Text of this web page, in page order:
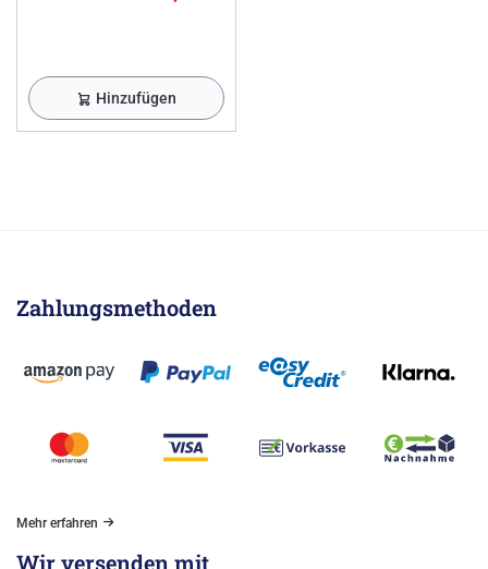
Hinzufügen
Zahlungsmethoden
Mehr erfahren
Wir versenden mit